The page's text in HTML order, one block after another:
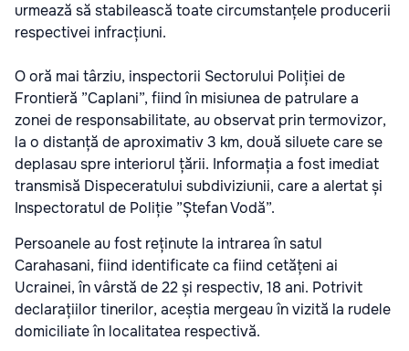
urmează să stabilească toate circumstanțele producerii
respectivei infracțiuni.
O oră mai târziu, inspectorii Sectorului Poliției de
Frontieră ”Caplani”, fiind în misiunea de patrulare a
zonei de responsabilitate, au observat prin termovizor,
la o distanță de aproximativ 3 km, două siluete care se
deplasau spre interiorul țării. Informația a fost imediat
transmisă Dispeceratului subdiviziunii, care a alertat și
Inspectoratul de Poliție ”Ștefan Vodă”.
Persoanele au fost reținute la intrarea în satul
Carahasani, fiind identificate ca fiind cetățeni ai
Ucrainei, în vârstă de 22 și respectiv, 18 ani. Potrivit
declarațiilor tinerilor, aceștia mergeau în vizită la rudele
domiciliate în localitatea respectivă.